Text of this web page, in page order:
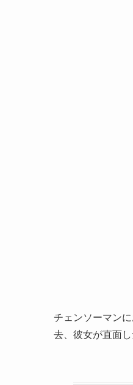
チェンソーマン
去、彼女が直面